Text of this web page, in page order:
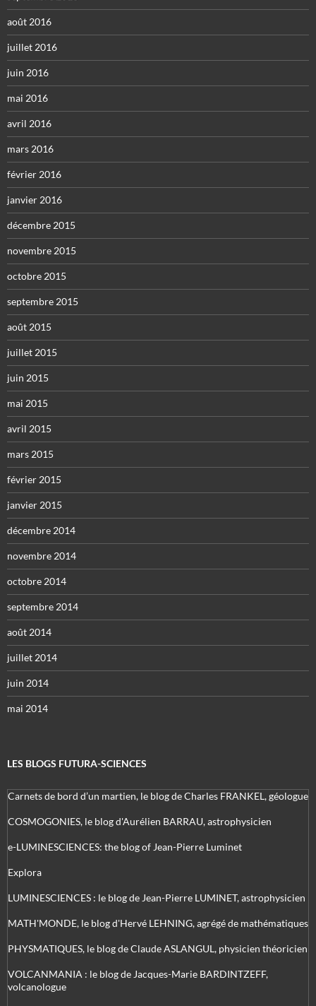
août 2016
juillet 2016
juin 2016
mai 2016
avril 2016
mars 2016
février 2016
janvier 2016
décembre 2015
novembre 2015
octobre 2015
septembre 2015
août 2015
juillet 2015
juin 2015
mai 2015
avril 2015
mars 2015
février 2015
janvier 2015
décembre 2014
novembre 2014
octobre 2014
septembre 2014
août 2014
juillet 2014
juin 2014
mai 2014
LES BLOGS FUTURA-SCIENCES
Carnets de bord d’un martien, le blog de Charles FRANKEL, géologue
COSMOGONIES, le blog d'Aurélien BARRAU, astrophysicien
e-LUMINESCIENCES: the blog of Jean-Pierre Luminet
Explora
LUMINESCIENCES : le blog de Jean-Pierre LUMINET, astrophysicien
MATH'MONDE, le blog d'Hervé LEHNING, agrégé de mathématiques
PHYSMATIQUES, le blog de Claude ASLANGUL, physicien théoricien
VOLCANMANIA : le blog de Jacques-Marie BARDINTZEFF,
volcanologue